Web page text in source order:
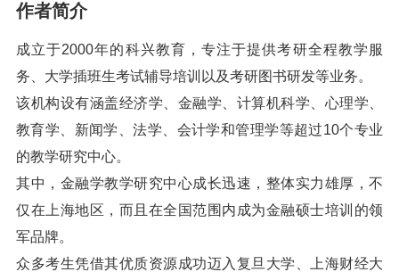
作者简介
成立于2000年的科兴教育，专注于提供考研全程教学服
务、大学插班生考试辅导培训以及考研图书研发等业务。
该机构设有涵盖经济学、金融学、计算机科学、心理学、
教育学、新闻学、法学、会计学和管理学等超过10个专业
的教学研究中心。
其中，金融学教学研究中心成长迅速，整体实力雄厚，不
仅在上海地区，而且在全国范围内成为金融硕士培训的领
军品牌。
众多考生凭借其优质资源成功迈入复旦大学、上海财经大